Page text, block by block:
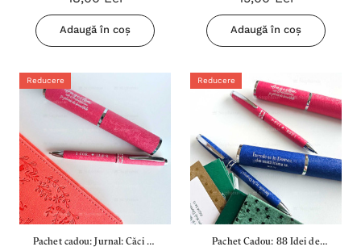
Adaugă în coș Adaugă în coș
Reducere
Pachet cadou: Jurnal: Căci eu
Reducere
Pachet Cadou: 88 Idei de